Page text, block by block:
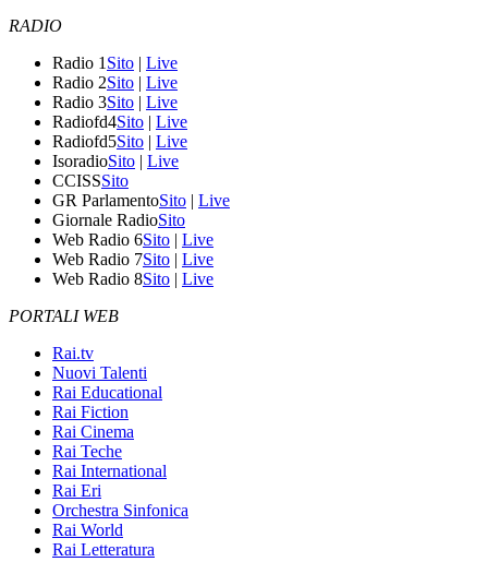
RADIO
Radio 1 Sito | Live
Radio 2Sito | Live
Radio 3Sito | Live
Radiofd4Sito | Live
Radiofd5Sito | Live
IsoradioSito | Live
CCISSSito
GR ParlamentoSito | Live
Giornale RadioSito
Web Radio 6Sito | Live
Web Radio 7Sito | Live
Web Radio 8Sito | Live
PORTALI WEB
Rai.tv
Nuovi Talenti
Rai Educational
Rai Fiction
Rai Cinema
Rai Teche
Rai International
Rai Eri
Orchestra Sinfonica
Rai World
Rai Letteratura